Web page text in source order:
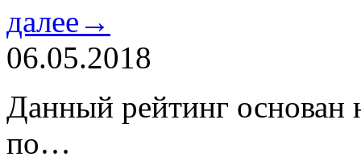
далее→
06.05.2018
Данный рейтинг основан
по…